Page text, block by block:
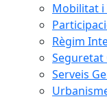
Mobilitat i
Règim
Seguretat
Serveis